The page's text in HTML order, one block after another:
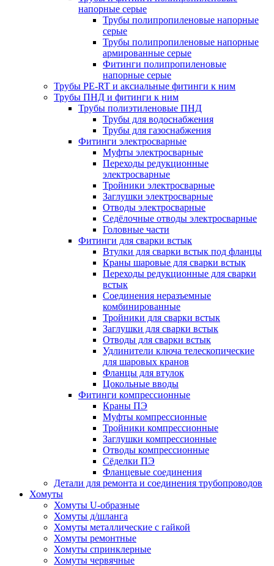
напорные серые
Трубы полипропиленовые напорные
серые
Трубы полипропиленовые напорные
армированные серые
Фитинги полипропиленовые
напорные серые
Трубы PE-RT и аксиальные фитинги к ним
Трубы ПНД и фитинги к ним
Трубы полиэтиленовые ПНД
Трубы для водоснабжения
Трубы для газоснабжения
Фитинги электросварные
Муфты электросварные
Переходы редукционные
электросварные
Тройники электросварные
Заглушки электросварные
Отводы электросварные
Седёлочные отводы электросварные
Головные части
Фитинги для сварки встык
Втулки для сварки встык под фланцы
Краны шаровые для сварки встык
Переходы редукционные для сварки
встык
Соединения неразъемные
комбинированные
Тройники для сварки встык
Заглушки для сварки встык
Отводы для сварки встык
Удлинители ключа телескопические
для шаровых кранов
Фланцы для втулок
Цокольные вводы
Фитинги компрессионные
Краны ПЭ
Муфты компрессионные
Тройники компрессионные
Заглушки компрессионные
Отводы компрессионные
Сёделки ПЭ
Фланцевые соединения
Детали для ремонта и соединения трубопроводов
Хомуты
Хомуты U-образные
Хомуты д/шланга
Хомуты металлические с гайкой
Хомуты ремонтные
Хомуты спринклерные
Хомуты червячные